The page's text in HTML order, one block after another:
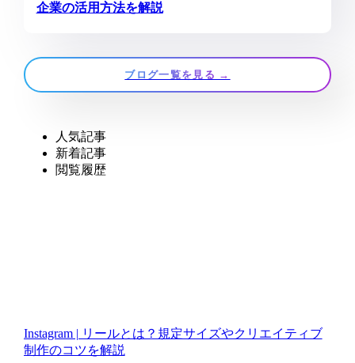
企業の活用方法を解説
ブログ一覧を見る →
人気記事
新着記事
閲覧履歴
Instagram | リールとは？規定サイズやクリエイティブ
制作のコツを解説